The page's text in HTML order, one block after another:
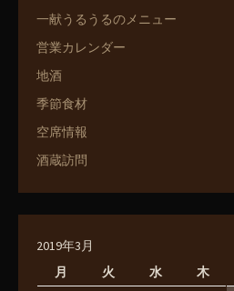
一献うるうるのメニュー
営業カレンダー
地酒
季節食材
空席情報
酒蔵訪問
2019年3月
月
火 水 木